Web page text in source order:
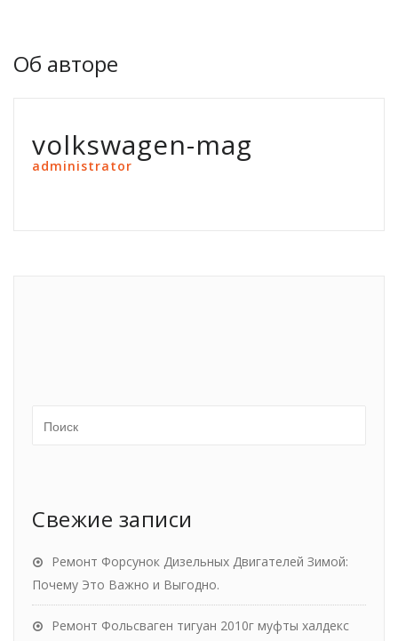
Об авторе
volkswagen-mag
administrator
Свежие записи
Ремонт Форсунок Дизельных Двигателей Зимой:
Почему Это Важно и Выгодно.
Ремонт Фольсваген тигуан 2010г муфты халдекс